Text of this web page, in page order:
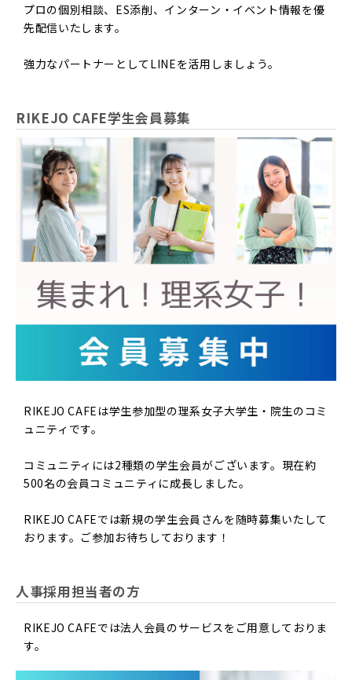
プロの個別相談、ES添削、インターン・イベント情報を優
先配信いたします。
強力なパートナーとしてLINEを活用しましょう。
RIKEJO CAFE学生会員募集
RIKEJO CAFEは学生参加型の理系女子大学生・院生のコミ
ュニティです。
コミュニティには2種類の学生会員がございます。現在約
500名の会員コミュニティに成長しました。
RIKEJO CAFEでは新規の学生会員さんを随時募集いたして
おります。ご参加お待ちしております！
人事採用担当者の方
RIKEJO CAFEでは法人会員のサービスをご用意しておりま
す。